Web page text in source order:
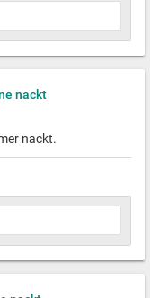
nackt
nackt.